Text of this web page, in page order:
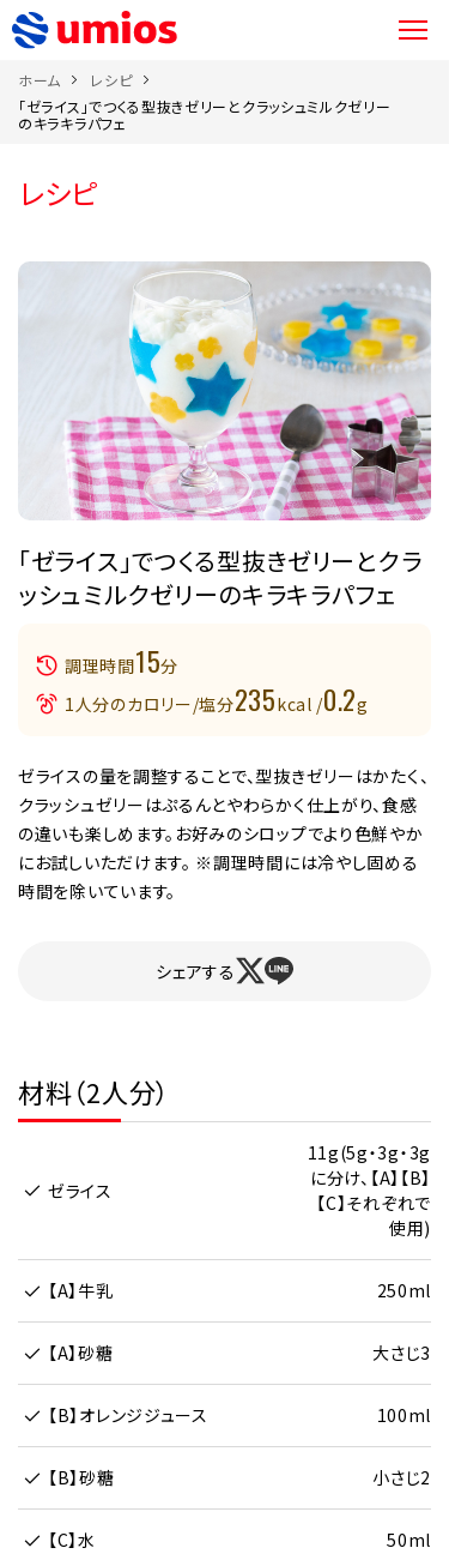
ホーム
レシピ
「ゼライス」でつくる型抜きゼリーとクラッシュミルクゼリー
のキラキラパフェ
レシピ
「ゼライス」でつくる型抜きゼリーとクラ
ッシュミルクゼリーのキラキラパフェ
調理時間15分
1人分のカロリー/塩分235kcal /0.2g
ゼライスの量を調整することで、型抜きゼリーはかたく、
クラッシュゼリーはぷるんとやわらかく仕上がり、食感
の違いも楽しめます。お好みのシロップでより色鮮やか
にお試しいただけます。 ※調理時間には冷やし固める
時間を除いています。
シェアする
材料（2人分）
ゼライス
11g(5g・3g・3g
に分け、【A】【B】
【C】それぞれで
使用)
【A】牛乳 250ml
【A】砂糖 大さじ3
【B】オレンジジュース 100ml
【B】砂糖 小さじ2
【C】水 50ml